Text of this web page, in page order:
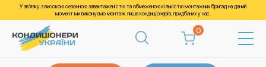
У зв’язку з високою сезонною завантаженістю та обмеженою кількістю монтажних бригад на даний
момент ми виконуємо монтаж лише кондиціонерів, придбаних у нас.
0